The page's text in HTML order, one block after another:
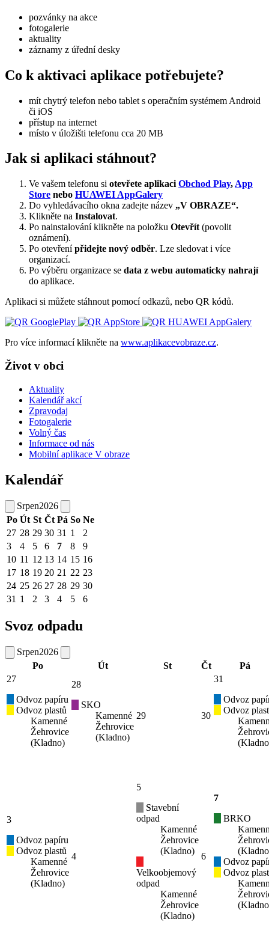
pozvánky na akce
fotogalerie
aktuality
záznamy z úřední desky
Co k aktivaci aplikace potřebujete?
mít chytrý telefon nebo tablet s operačním systémem Android
či iOS
přístup na internet
místo v úložišti telefonu cca 20 MB
Jak si aplikaci stáhnout?
Ve vašem telefonu si otevřete aplikaci Obchod Play, App
Store nebo HUAWEI AppGalery
Do vyhledávacího okna zadejte název „V OBRAZE“.
Klikněte na Instalovat.
Po nainstalování klikněte na položku Otevřít (povolit
oznámení).
Po otevřenípřidejte nový odběr. Lze sledovat i více
organizací.
Po výběru organizace se data z webu automaticky nahrají
do aplikace.
Aplikaci si můžete stáhnout pomocí odkazů, nebo QR kódů.
Pro více informací klikněte na www.aplikacevobraze.cz.
Život v obci
Aktuality
Kalendář akcí
Zpravodaj
Fotogalerie
Volný čas
Informace od nás
Mobilní aplikace V obraze
Kalendář
Srpen2026
Po Út St Čt Pá So Ne
27 28 29 30 31 1
2
3
4 5 6 7 8
9
10 11 12 13 14 15 16
17 18 19 20 21 22 23
24 25 26 27 28 29 30
31 1 2 3 4 5 6
Svoz odpadu
Srpen2026
Po
Út St Čt
Pá
27
Odvoz papíru
Odvoz plastů
Kamenné
Žehrovice
(Kladno)
28
SKO
Kamenné
Žehrovice
(Kladno)
29 30
31
Odvoz
Odvoz
3
Odvoz papíru
Odvoz plastů
Kamenné
Žehrovice
(Kladno)
4
5
Stavební
odpad
Kamenné
Žehrovice
(Kladno)
Velkoobjemový
odpad
Kamenné
Žehrovice
(Kladno)
6
7
BRKO
Odvoz
Odvoz